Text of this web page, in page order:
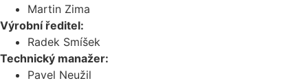
Martin Zima
Výrobní ředitel:
Radek Smíšek
Technický manažer:
Pavel Neužil